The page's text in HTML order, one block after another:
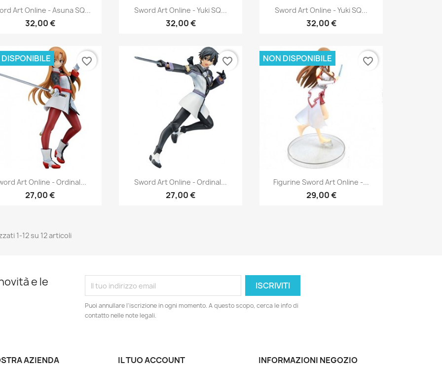
Anteprima
Art Online - Asuna SQ...
32,00 €
Anteprima
Sword Art Online - Yuki SQ...
32,00 €
Anteprima
Sword Art Online - Yuki SQ...
32,00 €
Anteprima
Art Online - Ordinal...
27,00 €
favorite_border
Anteprima
Sword Art Online - Ordinal...
27,00 €
favorite_border
Anteprima
Figurine Sword Art Online -...
29,00 €
NON DISPONIBILE favorite_border
1-12 su 12 articoli
e le
Puoi annullare l'iscrizione in ogni momento. A questo scopo, cerca le info di
contatto nelle note legali.
AZIENDA IL TUO ACCOUNT INFORMAZIONI NEGOZIO